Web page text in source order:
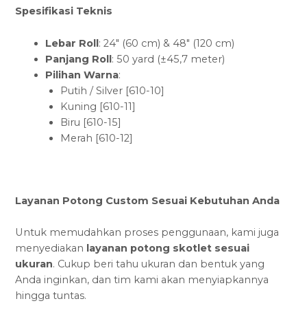
Spesifikasi Teknis
Lebar Roll: 24″ (60 cm) & 48″ (120 cm)
Panjang Roll: 50 yard (±45,7 meter)
Pilihan Warna:
Putih / Silver [610-10]
Kuning [610-11]
Biru [610-15]
Merah [610-12]
Layanan Potong Custom Sesuai Kebutuhan Anda
Untuk memudahkan proses penggunaan, kami juga
menyediakan layanan potong skotlet sesuai
ukuran. Cukup beri tahu ukuran dan bentuk yang
Anda inginkan, dan tim kami akan menyiapkannya
hingga tuntas.